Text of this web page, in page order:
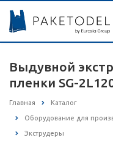
Выдувной
пленки SG-
Главная Каталог
Оборудование для
Экструдеры